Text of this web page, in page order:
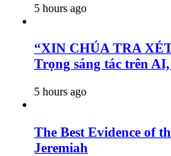
5 hours ago
“XIN CHÚA TRA
Trọng sáng tác trên
5 hours ago
The Best Evidence of
Jeremiah